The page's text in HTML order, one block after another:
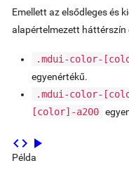
Emellett az elsődleges és
alapértelmezett háttérszín
.mdui-color-
egyenértékű.
.mdui-color-
[color] -a200
code play_arrow
Példa